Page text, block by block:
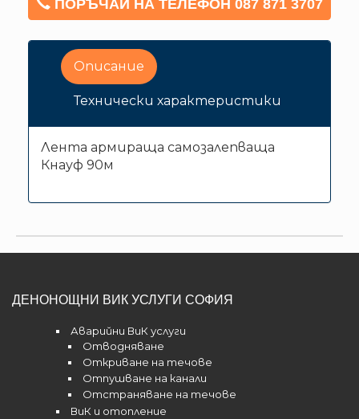
ПОРЪЧАЙ НА ТЕЛЕФОН 087 871 3707
Описание
Технически характеристики
Лента армираща самозалепваща
Кнауф 90м
ДЕНОНОЩНИ ВИК УСЛУГИ СОФИЯ
Аварийни ВиК услуги
Отводняване
Откриване на течове
Отпушване на канали
Отстраняване на течове
ВиК и отопление